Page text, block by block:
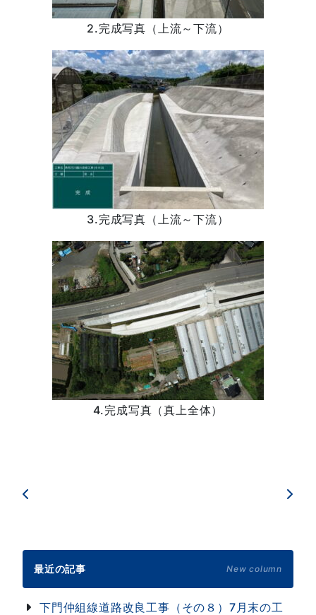
2.完成写真（上流～下流）
3.完成写真（上流～下流）
4.完成写真（真上全体）
最近の記事 New column
下門仲組線道路改良工事（その８）7月末の工